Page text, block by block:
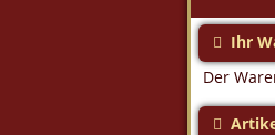
Ihr
Der